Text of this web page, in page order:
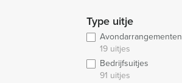
Type uitje
Avondarrangementen
19 uitjes
Bedrijfsuitjes
91 uitjes